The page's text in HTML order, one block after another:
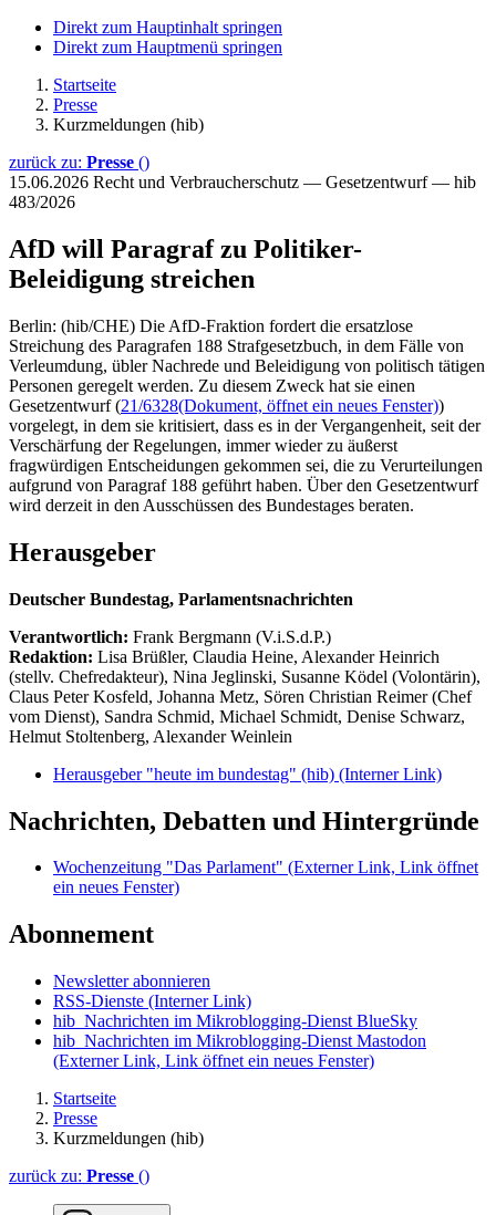
Direkt zum Hauptinhalt springen
Direkt zum Hauptmenü springen
Startseite
Presse
Kurzmeldungen (hib)
zurück zu: Presse ()
15.06.2026 Recht und Verbraucherschutz — Gesetzentwurf — hib
483/2026
AfD will Paragraf zu Politiker-
Beleidigung streichen
Berlin: (hib/CHE) Die AfD-Fraktion fordert die ersatzlose
Streichung des Paragrafen 188 Strafgesetzbuch, in dem Fälle von
Verleumdung, übler Nachrede und Beleidigung von politisch tätigen
Personen geregelt werden. Zu diesem Zweck hat sie einen
Gesetzentwurf (21/6328(Dokument, öffnet ein neues Fenster))
vorgelegt, in dem sie kritisiert, dass es in der Vergangenheit, seit der
Verschärfung der Regelungen, immer wieder zu äußerst
fragwürdigen Entscheidungen gekommen sei, die zu Verurteilungen
aufgrund von Paragraf 188 geführt haben. Über den Gesetzentwurf
wird derzeit in den Ausschüssen des Bundestages beraten.
Herausgeber
Deutscher Bundestag, Parlamentsnachrichten
Verantwortlich: Frank Bergmann (V.i.S.d.P.)
Redaktion: Lisa Brüßler, Claudia Heine, Alexander Heinrich
(stellv. Chefredakteur), Nina Jeglinski, Susanne Ködel (Volontärin),
Claus Peter Kosfeld, Johanna Metz, Sören Christian Reimer (Chef
vom Dienst), Sandra Schmid, Michael Schmidt, Denise Schwarz,
Helmut Stoltenberg, Alexander Weinlein
Herausgeber "heute im bundestag" (hib) (Interner Link)
Nachrichten, Debatten und Hintergründe
Wochenzeitung "Das Parlament" (Externer Link, Link öffnet
ein neues Fenster)
Abonnement
Newsletter abonnieren
RSS-Dienste (Interner Link)
hib_Nachrichten im Mikroblogging-Dienst BlueSky
hib_Nachrichten im Mikroblogging-Dienst Mastodon
(Externer Link, Link öffnet ein neues Fenster)
Startseite
Presse
Kurzmeldungen (hib)
zurück zu: Presse ()